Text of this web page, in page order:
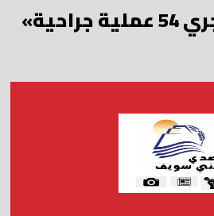
«صناع الخير» تجري 54 عملية جراحية